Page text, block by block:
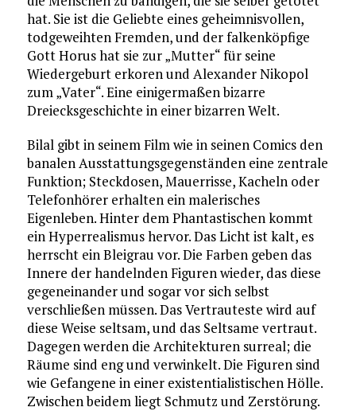
hat. Sie ist die Geliebte eines geheimnisvollen,
todgeweihten Fremden, und der falkenköpfige
Gott Horus hat sie zur „Mutter“ für seine
Wiedergeburt erkoren und Alexander Nikopol
zum „Vater“. Eine einigermaßen bizarre
Dreiecksgeschichte in einer bizarren Welt.
Bilal gibt in seinem Film wie in seinen Comics den
banalen Ausstattungsgegenständen eine zentrale
Funktion; Steckdosen, Mauerrisse, Kacheln oder
Telefonhörer erhalten ein malerisches
Eigenleben. Hinter dem Phantastischen kommt
ein Hyperrealismus hervor. Das Licht ist kalt, es
herrscht ein Bleigrau vor. Die Farben geben das
Innere der handelnden Figuren wieder, das diese
gegeneinander und sogar vor sich selbst
verschließen müssen. Das Vertrauteste wird auf
diese Weise seltsam, und das Seltsame vertraut.
Dagegen werden die Architekturen surreal; die
Räume sind eng und verwinkelt. Die Figuren sind
wie Gefangene in einer existentialistischen Hölle.
Zwischen beidem liegt Schmutz und Zerstörung.